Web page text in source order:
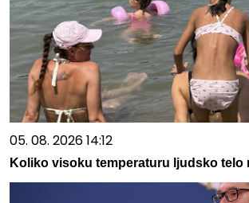
05. 08. 2026 14:12
Koliko visoku temperaturu ljudsko telo